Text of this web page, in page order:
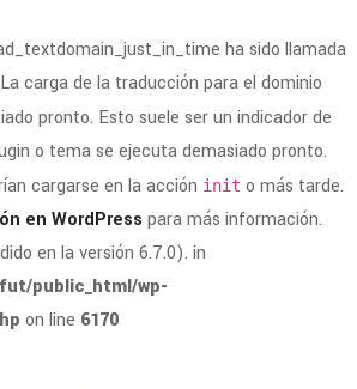
ha sido llamada
carga de la traducción para el dominio
pronto. Esto suele ser un indicador de
o tema se ejecuta demasiado pronto.
cargarse en la acción init o más tarde.
en WordPress para más información.
en la versión 6.7.0). in
public_html/wp-
on line 6170